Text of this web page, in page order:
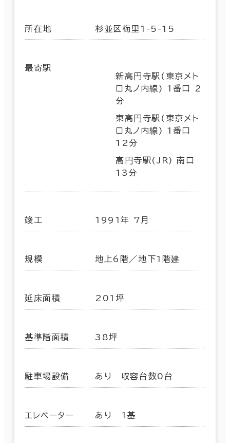
所在地 杉並区梅里1-5-15
最寄駅
新高円寺駅(東京メト
ロ丸ノ内線) 1番口 2
分
東高円寺駅(東京メト
ロ丸ノ内線) 1番口
12分
高円寺駅(JR) 南口
13分
竣工 1991年 7月
規模 地上6階／地下1階建
延床面積 201坪
基準階面積 38坪
駐車場設備 あり 収容台数0台
エレベーター あり 1基